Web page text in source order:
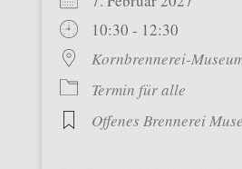
10:30 - 12:30
Kornbrennerei-
Termin für alle
Offenes Brennerei